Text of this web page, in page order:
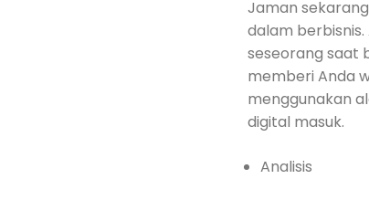
Jaman
dalam
seseorang saat
memberi Anda
menggunakan
digital masuk.
Analisis